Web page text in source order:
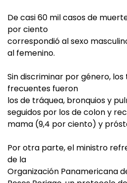
De casi 60 mil casos de
por ciento
correspondió al sexo
al femenino.
Sin discriminar por género,
frecuentes fueron
los de tráquea, bronquios y
seguidos por los de colon y
mama (9,4 por ciento) y
Por otra parte, el ministro
de la
Organización Panamericana